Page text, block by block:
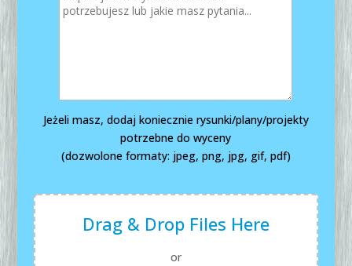
Jeżeli masz, dodaj koniecznie rysunki/plany/projekty
potrzebne do wyceny
(dozwolone formaty: jpeg, png, jpg, gif, pdf)
Drag & Drop Files Here
or